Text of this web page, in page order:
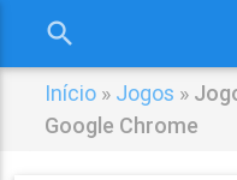
search
Início » Jogos »
Google Chrome